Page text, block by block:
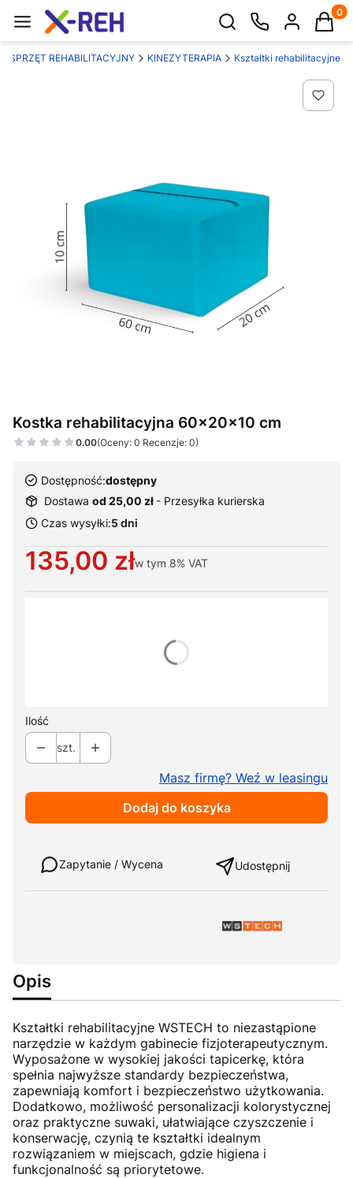
Otwórz wyszukiwarkę
SPRZĘT REHABILITACYJNY KINEZYTERAPIA Kształtki rehabilitacyjne
Kostka rehabilitacyjna 60x20x10 cm
0.00(Oceny: 0 Recenzje: 0)
Dostępność:dostępny
Dostawa od 25,00 zł - Przesyłka kurierska
Czas wysyłki:5 dni
Cena
135,00 złw tym 8% VAT
Poszczególne warianty mogą różnić się ceną
Ilość
szt.
Masz firmę? Weź w leasingu
Dodaj do koszyka
Zapytanie / Wycena Udostępnij
Opis
Kształtki rehabilitacyjne WSTECH to niezastąpione
narzędzie w każdym gabinecie fizjoterapeutycznym.
Wyposażone w wysokiej jakości tapicerkę, która
spełnia najwyższe standardy bezpieczeństwa,
zapewniają komfort i bezpieczeństwo użytkowania.
Dodatkowo, możliwość personalizacji kolorystycznej
oraz praktyczne suwaki, ułatwiające czyszczenie i
konserwację, czynią te kształtki idealnym
rozwiązaniem w miejscach, gdzie higiena i
funkcjonalność są priorytetowe.